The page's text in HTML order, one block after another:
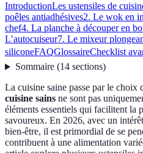
IntroductionLes ustensiles de
poêles antiadhésives2. Le wok en
chef4. La planche à découper en
L’autocuiseur7. Le mixeur
siliconeFAQGlossaireChecklist
Sommaire(14 sections)
La cuisine saine passe par le choix
cuisine sains ne sont pas
éléments essentiels qui facilitent la
savoureux. En 2026, avec un
bien-être, il est primordial de se
contribuent à une alimentation